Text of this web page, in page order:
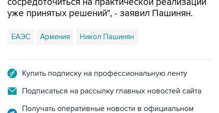
ЕАЭС Армения Никол Пашинян
Подписаться на рассылку главных новостей сайта
Получать оперативные новости в официальном